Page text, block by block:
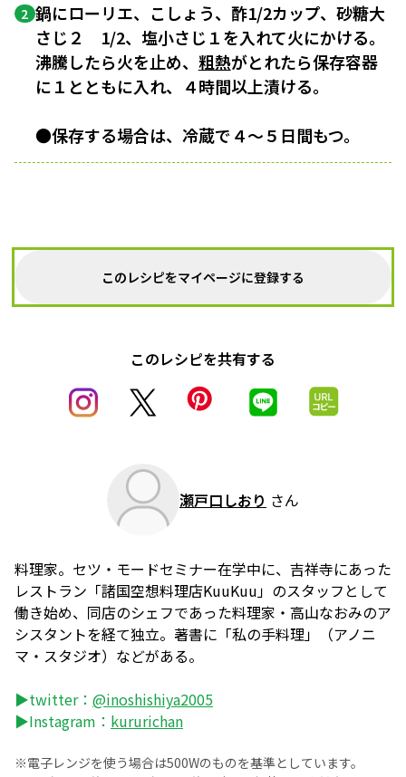
2 鍋にローリエ、こしょう、酢1/2カップ、砂糖大
さじ２ 1/2、塩小さじ１を入れて火にかける。
沸騰したら火を止め、 粗熱がとれたら保存容器
に１とともに入れ、４時間以上漬ける。
●保存する場合は、冷蔵で４〜５日間もつ。
このレシピをマイページに登録する
このレシピを共有する
瀬戸口しおり さん
料理家。セツ・モードセミナー在学中に、吉祥寺にあった
レストラン「諸国空想料理店KuuKuu」のスタッフとして
働き始め、同店のシェフであった料理家・高山なおみのア
シスタントを経て独立。著書に「私の手料理」（アノニ
マ・スタジオ）などがある。
▶twitter： @inoshishiya2005
▶Instagram： kururichan
※電子レンジを使う場合は500Wのものを基準としています。